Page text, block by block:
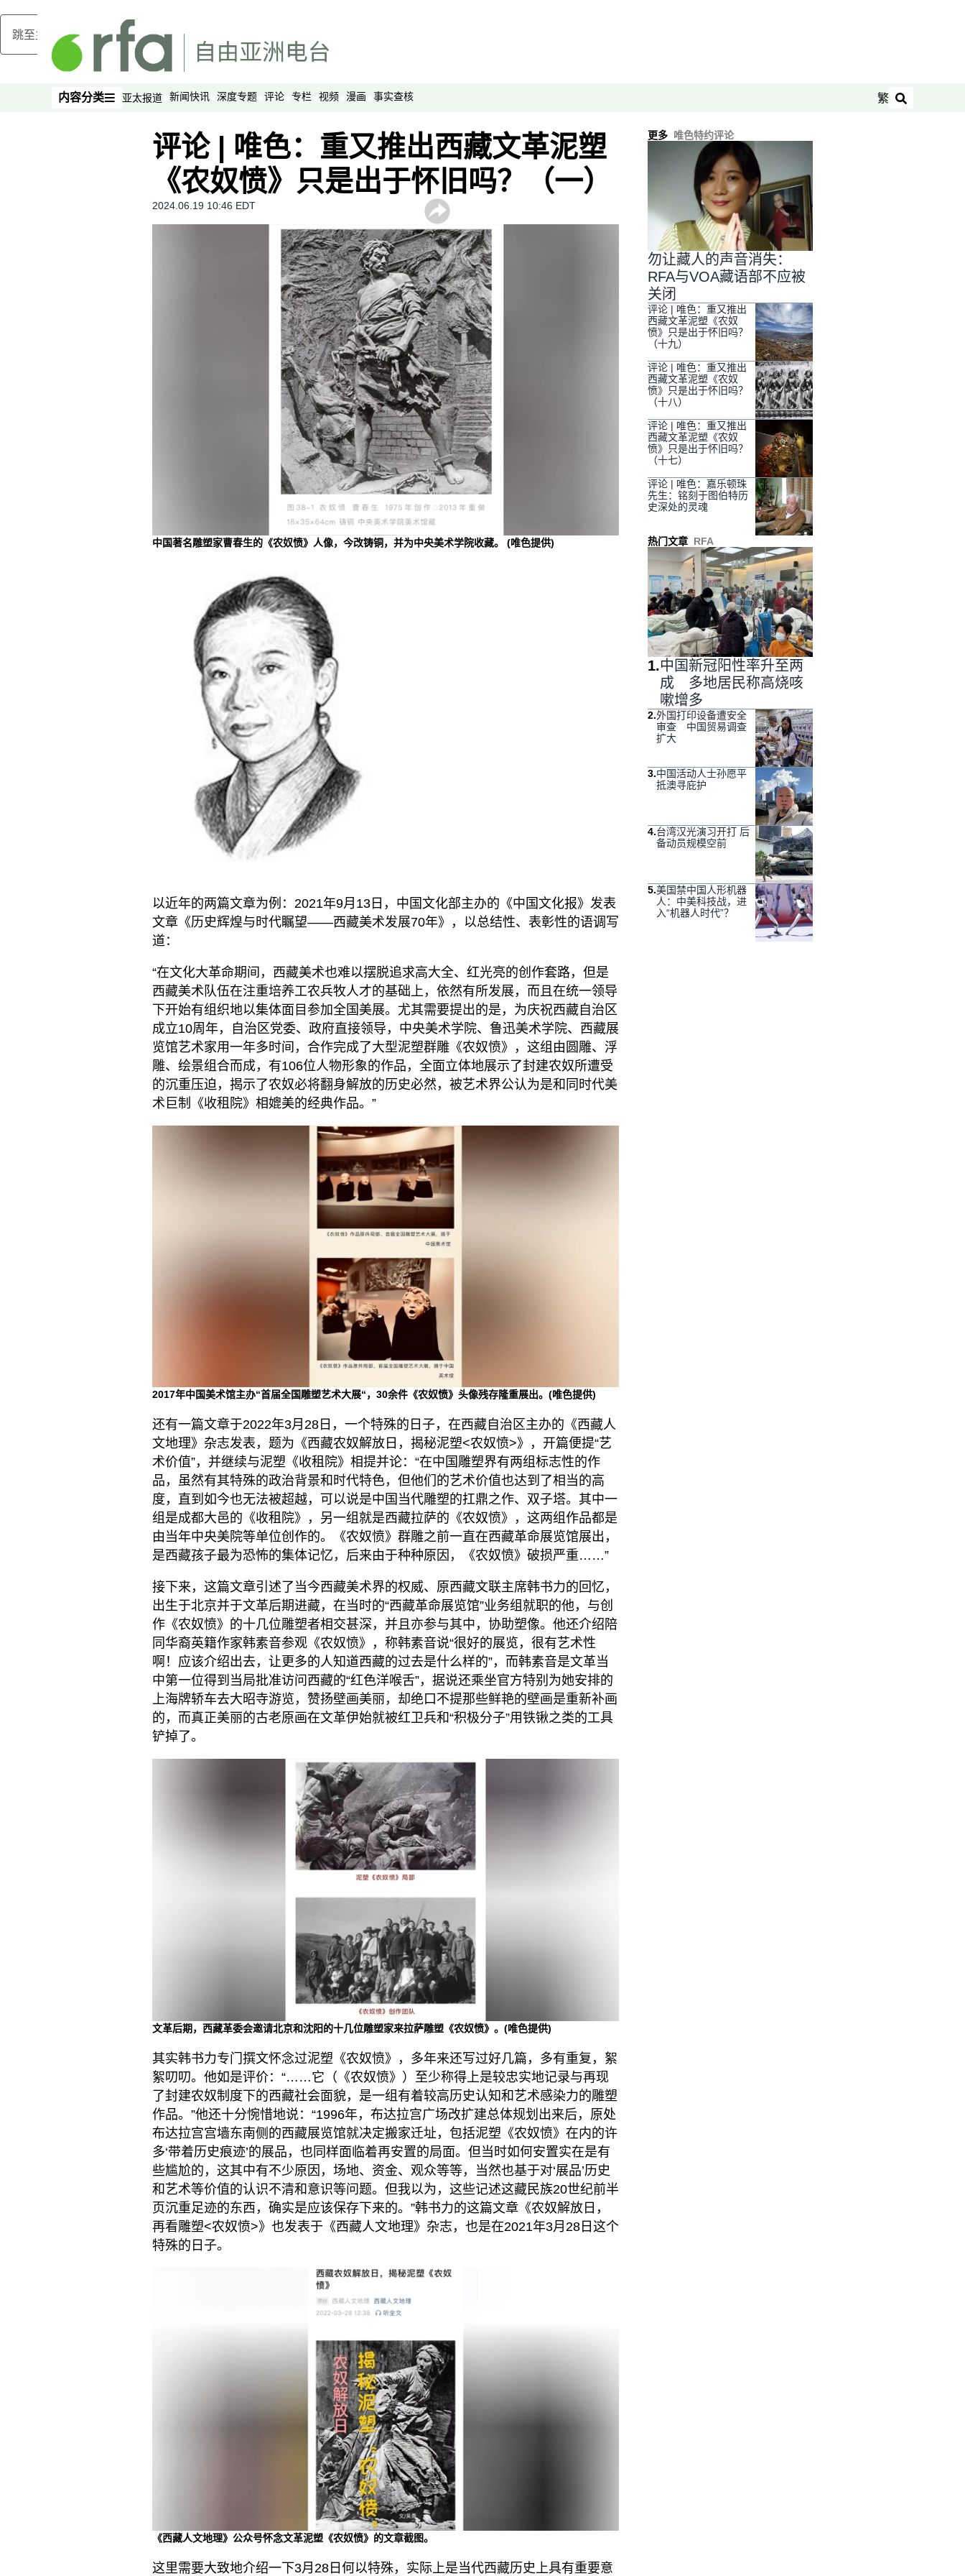
跳至主内容
内容分类
内容分类 亚太报道 新闻快讯 深度专题 评论 专栏 视频 漫画 事实查核 繁
搜索
评论 | 唯色：重又推出西藏文革泥塑
《农奴愤》只是出于怀旧吗？（一）
2024.06.19 10:46 EDT
中国著名雕塑家曹春生的《农奴愤》人像，今改铸铜，并为中央美术学院收藏。 (唯色提供)
以近年的两篇文章为例：2021年9月13日，中国文化部主办的《中国文化报》发表
文章《历史辉煌与时代瞩望——西藏美术发展70年》，以总结性、表彰性的语调写
道：
“在文化大革命期间，西藏美术也难以摆脱追求高大全、红光亮的创作套路，但是
西藏美术队伍在注重培养工农兵牧人才的基础上，依然有所发展，而且在统一领导
下开始有组织地以集体面目参加全国美展。尤其需要提出的是，为庆祝西藏自治区
成立10周年，自治区党委、政府直接领导，中央美术学院、鲁迅美术学院、西藏展
览馆艺术家用一年多时间，合作完成了大型泥塑群雕《农奴愤》，这组由圆雕、浮
雕、绘景组合而成，有106位人物形象的作品，全面立体地展示了封建农奴所遭受
的沉重压迫，揭示了农奴必将翻身解放的历史必然，被艺术界公认为是和同时代美
术巨制《收租院》相媲美的经典作品。”
2017年中国美术馆主办“首届全国雕塑艺术大展“，30余件《农奴愤》头像残存隆重展出。(唯色提供)
还有一篇文章于2022年3月28日，一个特殊的日子，在西藏自治区主办的《西藏人
文地理》杂志发表，题为《西藏农奴解放日，揭秘泥塑<农奴愤>》，开篇便提“艺
术价值”，并继续与泥塑《收租院》相提并论：“在中国雕塑界有两组标志性的作
品，虽然有其特殊的政治背景和时代特色，但他们的艺术价值也达到了相当的高
度，直到如今也无法被超越，可以说是中国当代雕塑的扛鼎之作、双子塔。其中一
组是成都大邑的《收租院》，另一组就是西藏拉萨的《农奴愤》，这两组作品都是
由当年中央美院等单位创作的。《农奴愤》群雕之前一直在西藏革命展览馆展出，
是西藏孩子最为恐怖的集体记忆，后来由于种种原因，《农奴愤》破损严重……”
接下来，这篇文章引述了当今西藏美术界的权威、原西藏文联主席韩书力的回忆，
出生于北京并于文革后期进藏，在当时的“西藏革命展览馆”业务组就职的他，与创
作《农奴愤》的十几位雕塑者相交甚深，并且亦参与其中，协助塑像。他还介绍陪
同华裔英籍作家韩素音参观《农奴愤》，称韩素音说“很好的展览，很有艺术性
啊！应该介绍出去，让更多的人知道西藏的过去是什么样的”，而韩素音是文革当
中第一位得到当局批准访问西藏的“红色洋喉舌”，据说还乘坐官方特别为她安排的
上海牌轿车去大昭寺游览，赞扬壁画美丽，却绝口不提那些鲜艳的壁画是重新补画
的，而真正美丽的古老原画在文革伊始就被红卫兵和“积极分子”用铁锹之类的工具
铲掉了。
文革后期，西藏革委会邀请北京和沈阳的十几位雕塑家来拉萨雕塑《农奴愤》。(唯色提供)
其实韩书力专门撰文怀念过泥塑《农奴愤》，多年来还写过好几篇，多有重复，絮
絮叨叨。他如是评价：“……它（《农奴愤》）至少称得上是较忠实地记录与再现
了封建农奴制度下的西藏社会面貌，是一组有着较高历史认知和艺术感染力的雕塑
作品。”他还十分惋惜地说：“1996年，布达拉宫广场改扩建总体规划出来后，原处
布达拉宫宫墙东南侧的西藏展览馆就决定搬家迁址，包括泥塑《农奴愤》在内的许
多‘带着历史痕迹’的展品，也同样面临着再安置的局面。但当时如何安置实在是有
些尴尬的，这其中有不少原因，场地、资金、观众等等，当然也基于对‘展品’历史
和艺术等价值的认识不清和意识等问题。但我以为，这些记述这藏民族20世纪前半
页沉重足迹的东西，确实是应该保存下来的。”韩书力的这篇文章《农奴解放日，
再看雕塑<农奴愤>》也发表于《西藏人文地理》杂志，也是在2021年3月28日这个
特殊的日子。
《西藏人文地理》公众号怀念文革泥塑《农奴愤》的文章截图。
这里需要大致地介绍一下3月28日何以特殊，实际上是当代西藏历史上具有重要意
更多 唯色特约评论
勿让藏人的声音消失：
RFA与VOA藏语部不应被
关闭
评论 | 唯色：重又推出
西藏文革泥塑《农奴
愤》只是出于怀旧吗？
（十九）
评论 | 唯色：重又推出
西藏文革泥塑《农奴
愤》只是出于怀旧吗？
（十八）
评论 | 唯色：重又推出
西藏文革泥塑《农奴
愤》只是出于怀旧吗？
（十七）
评论 | 唯色：嘉乐顿珠
先生：铭刻于图伯特历
史深处的灵魂
热门文章 RFA
1.中国新冠阳性率升至两
成 多地居民称高烧咳
嗽增多
2.外国打印设备遭安全
审查 中国贸易调查
扩大
3.中国活动人士孙愿平
抵澳寻庇护
4.台湾汉光演习开打 后
备动员规模空前
5.美国禁中国人形机器
人：中美科技战，进
入“机器人时代”？